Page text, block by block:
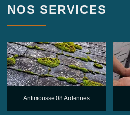
NOS SERVICES
Antimousse 08 Ardennes